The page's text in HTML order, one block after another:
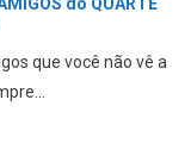
em Passo FUNDO
mais um ponto